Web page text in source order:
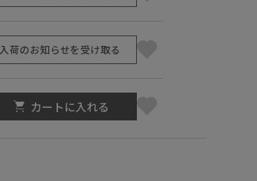
入荷のお知らせを受け取る
カートに入れる